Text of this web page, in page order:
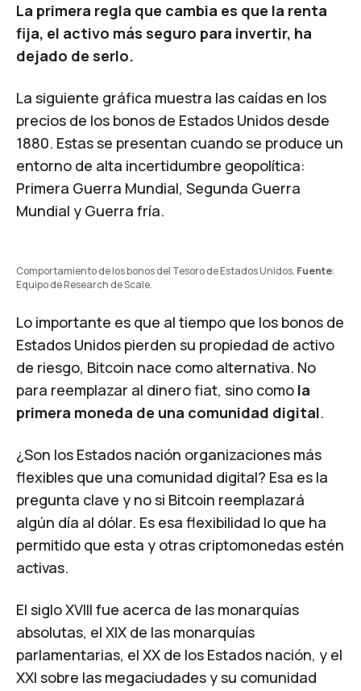
La primera regla que cambia es que la renta
fija, el activo más seguro para invertir, ha
dejado de serlo.
La siguiente gráfica muestra las caídas en los
precios de los bonos de Estados Unidos desde
1880. Estas se presentan cuando se produce un
entorno de alta incertidumbre geopolítica:
Primera Guerra Mundial, Segunda Guerra
Mundial y Guerra fría.
Comportamiento de los bonos del Tesoro de Estados Unidos. Fuente:
Equipo de Research de Scale.
Lo importante es que al tiempo que los bonos de
Estados Unidos pierden su propiedad de activo
de riesgo, Bitcoin nace como alternativa. No
para reemplazar al dinero fiat, sino como la
primera moneda de una comunidad digital.
¿Son los Estados nación organizaciones más
flexibles que una comunidad digital? Esa es la
pregunta clave y no si Bitcoin reemplazará
algún día al dólar. Es esa flexibilidad lo que ha
permitido que esta y otras criptomonedas estén
activas.
El siglo XVIII fue acerca de las monarquías
absolutas, el XIX de las monarquías
parlamentarias, el XX de los Estados nación, y el
XXI sobre las megaciudades y su comunidad